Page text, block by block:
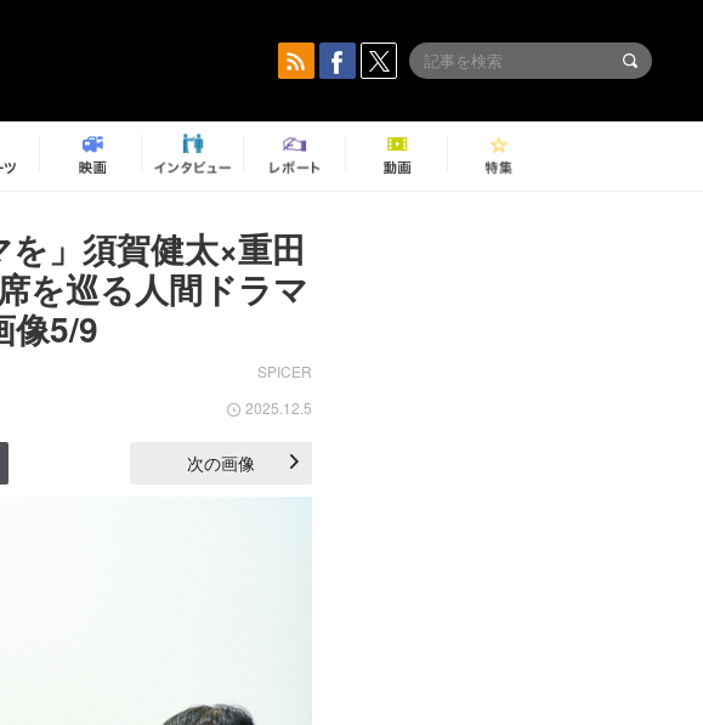
を」須賀健太×重田
を巡る人間ドラマ
像5/9
SPICER
2025.12.5
次の画像